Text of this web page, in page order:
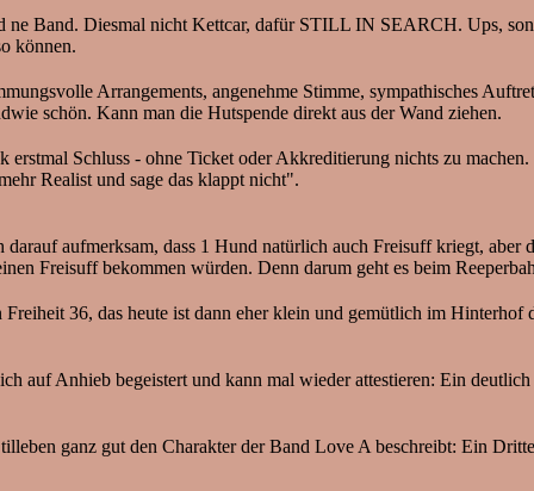
ne Band. Diesmal nicht Kettcar, dafür STILL IN SEARCH. Ups,
können.
Arrangements, angenehme Stimme, sympathisches
schön. Kann man die Hutspende direkt aus der Wand ziehen.
Schluss - ohne Ticket oder Akkreditierung nichts zu
Realist und sage das klappt nicht".
aufmerksam, dass 1 Hund natürlich auch Freisuff kriegt,
Freisuff bekommen würden. Denn darum geht es beim
36, das heute ist dann eher klein und gemütlich im
auf Anhieb begeistert und kann mal wieder attestieren: Ein
ganz gut den Charakter der Band Love A beschreibt: Ein